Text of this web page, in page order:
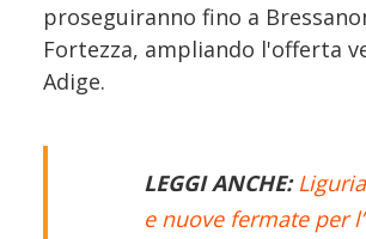
proseguiranno fino a
Fortezza, ampliando l'offerta
Adige.
LEGGI ANCHE:
e nuove fermate per